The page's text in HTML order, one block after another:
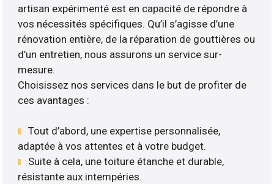
artisan expérimenté est en capacité de répondre à
vos nécessités spécifiques. Qu’il s’agisse d’une
rénovation entière, de la réparation de gouttières ou
d’un entretien, nous assurons un service sur-
mesure.
Choisissez nos services dans le but de profiter de
ces avantages :
Tout d’abord, une expertise personnalisée,
adaptée à vos attentes et à votre budget.
Suite à cela, une toiture étanche et durable,
résistante aux intempéries.